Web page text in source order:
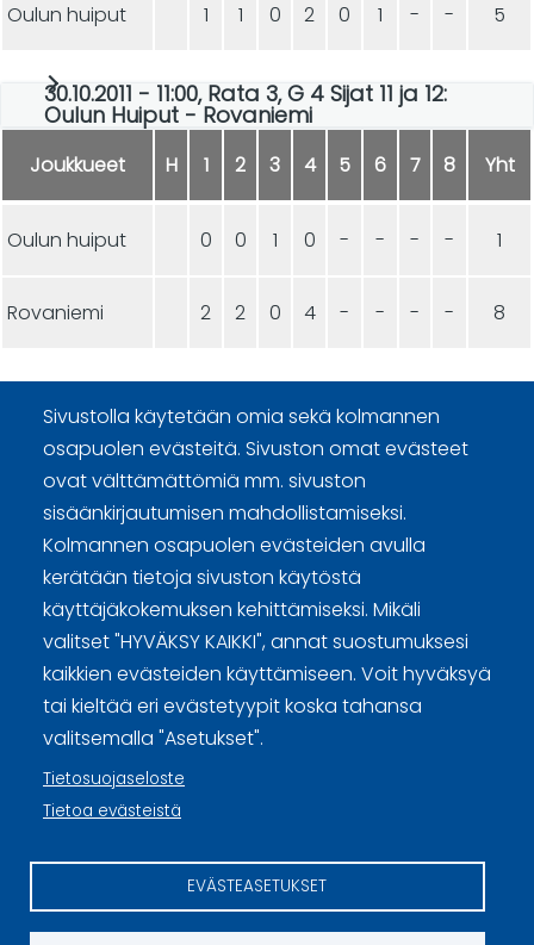
Oulun huiput 1 1 0 2 0 1 - - 5
30.10.2011 - 11:00, Rata 3, G 4 Sijat 11 ja 12:
Oulun Huiput - Rovaniemi
Joukkueet H 1 2 3 4 5 6 7 8 Yht
Oulun huiput 0 0 1 0 - - - - 1
Rovaniemi 2 2 0 4 - - - - 8
Sivustolla käytetään omia sekä kolmannen
osapuolen evästeitä. Sivuston omat evästeet
ovat välttämättömiä mm. sivuston
sisäänkirjautumisen mahdollistamiseksi.
Kolmannen osapuolen evästeiden avulla
kerätään tietoja sivuston käytöstä
käyttäjäkokemuksen kehittämiseksi. Mikäli
valitset "HYVÄKSY KAIKKI", annat suostumuksesi
kaikkien evästeiden käyttämiseen. Voit hyväksyä
tai kieltää eri evästetyypit koska tahansa
valitsemalla "Asetukset".
Tietosuojaseloste
Tietoa evästeistä
EVÄSTEASETUKSET
Curling Finland
Curling.fi
Curling Finland
Tietosuojaselosteet
Tietoa evästeistä
Evästeasetukset